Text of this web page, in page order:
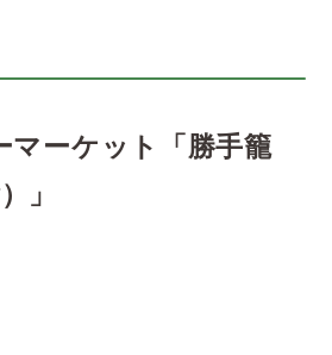
マーケット「勝手籠
」